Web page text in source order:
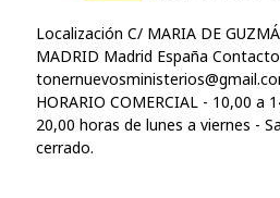
Localización C/ MARIA DE
MADRID Madrid España
HORARIO COMERCIAL - 10,00 a
20,00 horas de lunes a viernes -
cerrado.